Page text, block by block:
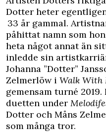
Dotter heter
33 år gammal.
påhittat namn som
heta något annat än
inledde sin
Johanna ”Dotter”
Zelmerlöw i Walk With
gemensam turné
duetten under
Dotter och Måns
som många tror.